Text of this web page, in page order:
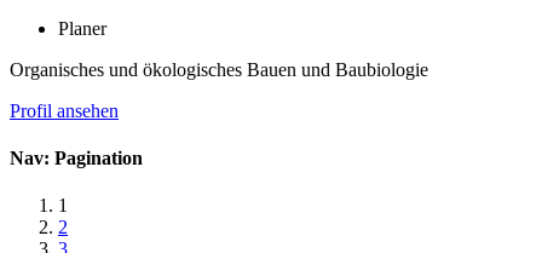
Planer
Organisches und ökologisches Bauen und Baubiologie
Profil ansehen
Nav: Pagination
1
2